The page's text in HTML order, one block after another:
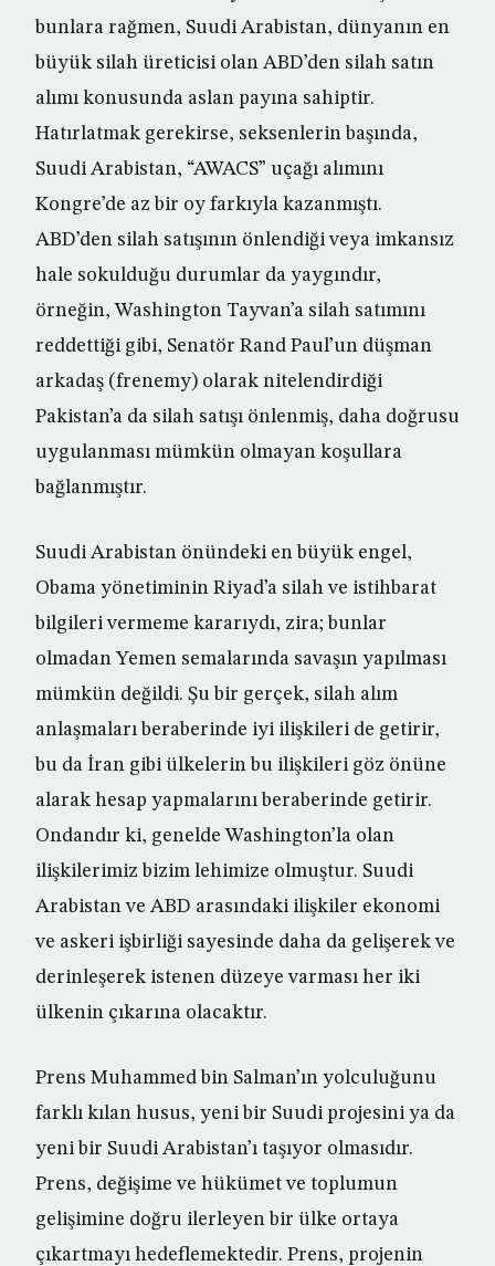
bunlara rağmen, Suudi Arabistan, dünyanın en
büyük silah üreticisi olan ABD’den silah satın
alımı konusunda aslan payına sahiptir.
Hatırlatmak gerekirse, seksenlerin başında,
Suudi Arabistan, “AWACS” uçağı alımını
Kongre’de az bir oy farkıyla kazanmıştı.
ABD’den silah satışının önlendiği veya imkansız
hale sokulduğu durumlar da yaygındır,
örneğin, Washington Tayvan’a silah satımını
reddettiği gibi, Senatör Rand Paul’un düşman
arkadaş (frenemy) olarak nitelendirdiği
Pakistan’a da silah satışı önlenmiş, daha doğrusu
uygulanması mümkün olmayan koşullara
bağlanmıştır.
Suudi Arabistan önündeki en büyük engel,
Obama yönetiminin Riyad’a silah ve istihbarat
bilgileri vermeme kararıydı, zira; bunlar
olmadan Yemen semalarında savaşın yapılması
mümkün değildi. Şu bir gerçek, silah alım
anlaşmaları beraberinde iyi ilişkileri de getirir,
bu da İran gibi ülkelerin bu ilişkileri göz önüne
alarak hesap yapmalarını beraberinde getirir.
Ondandır ki, genelde Washington’la olan
ilişkilerimiz bizim lehimize olmuştur. Suudi
Arabistan ve ABD arasındaki ilişkiler ekonomi
ve askeri işbirliği sayesinde daha da gelişerek ve
derinleşerek istenen düzeye varması her iki
ülkenin çıkarına olacaktır.
Prens Muhammed bin Salman’ın yolculuğunu
farklı kılan husus, yeni bir Suudi projesini ya da
yeni bir Suudi Arabistan’ı taşıyor olmasıdır.
Prens, değişime ve hükümet ve toplumun
gelişimine doğru ilerleyen bir ülke ortaya
çıkartmayı hedeflemektedir. Prens, projenin